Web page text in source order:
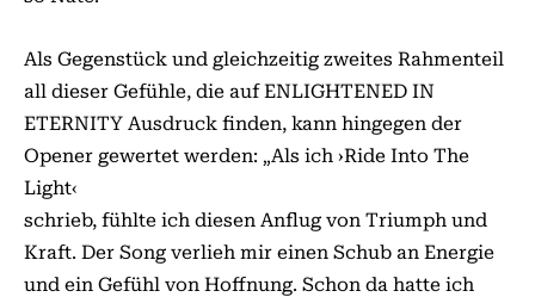
Als Gegenstück und gleichzeitig zweites Rahmenteil
all dieser Gefühle, die auf ENLIGHTENED IN
ETERNITY Ausdruck finden, kann hingegen der
Opener gewertet werden: „Als ich ›Ride Into The
Light‹
schrieb, fühlte ich diesen Anflug von Triumph und
Kraft. Der Song verlieh mir einen Schub an Energie
und ein Gefühl von Hoffnung. Schon da hatte ich